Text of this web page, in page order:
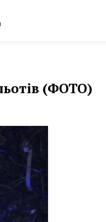
(ФОТО)